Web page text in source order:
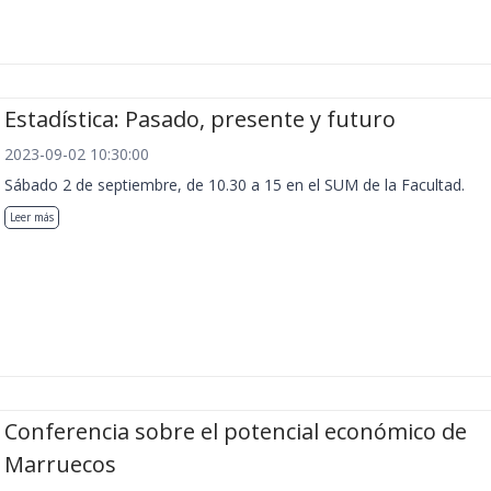
Estadística: Pasado, presente y futuro
2023-09-02 10:30:00
Sábado 2 de septiembre, de 10.30 a 15 en el SUM de la Facultad.
Leer más
Conferencia sobre el potencial económico de
Marruecos